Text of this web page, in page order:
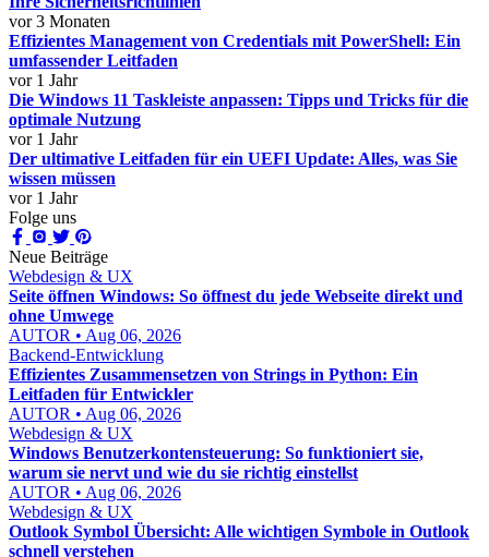
vor 3 Monaten
Effizientes Management von Credentials mit PowerShell: Ein
umfassender Leitfaden
vor 1 Jahr
Die Windows 11 Taskleiste anpassen: Tipps und Tricks für die
optimale Nutzung
vor 1 Jahr
Der ultimative Leitfaden für ein UEFI Update: Alles, was Sie
wissen müssen
vor 1 Jahr
Folge uns
Neue Beiträge
Webdesign & UX
Seite öffnen Windows: So öffnest du jede Webseite direkt und
ohne Umwege
AUTOR • Aug 06, 2026
Backend-Entwicklung
Effizientes Zusammensetzen von Strings in Python: Ein
Leitfaden für Entwickler
AUTOR • Aug 06, 2026
Webdesign & UX
Windows Benutzerkontensteuerung: So funktioniert sie,
warum sie nervt und wie du sie richtig einstellst
AUTOR • Aug 06, 2026
Webdesign & UX
Outlook Symbol Übersicht: Alle wichtigen Symbole in Outlook
schnell verstehen